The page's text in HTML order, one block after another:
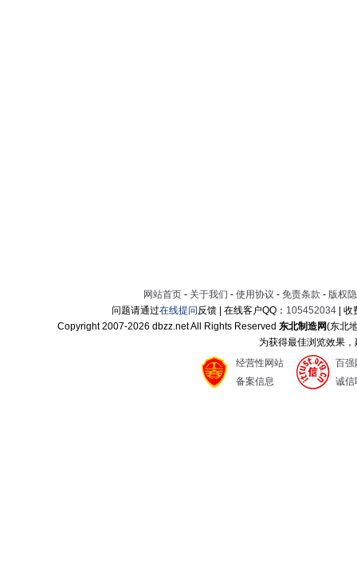
网站首页 - 关于我们 - 使用协议 - 免责条款 - 版权
问题请通过在线提问反馈 | 在线客户QQ： 105452034 |
Copyright 2007-2026 dbzz.net All Rights Reserved东北制造网(东北
为获得最佳浏览效果
经营性网站
备案信息
百强
诚信